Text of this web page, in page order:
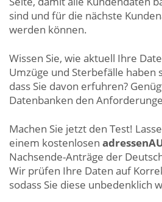
sind und für die nächste
werden können.
Wissen Sie, wie aktuell Ihre
Umzüge und Sterbefälle haben
dass Sie davon erfuhren?
Datenbanken den
Machen Sie jetzt den Test!
einem kostenlosen
Nachsende-Anträge der
Wir prüfen Ihre Daten auf
sodass Sie diese unbedenklich